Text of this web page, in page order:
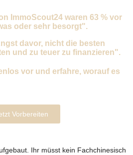
ImmoScout24 waren 63 % vor
oder sehr besorgt".
davor, nicht die besten
und zu teuer zu finanzieren".
vor und erfahre, worauf es
Vorbereiten
Ihr müsst kein Fachchinesisch